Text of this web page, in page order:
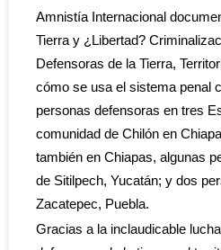
Amnistía Internacional
Tierra y ¿Libertad?
Defensoras de la Tierra,
cómo se usa el sistema penal
personas defensoras en tres
comunidad de Chilón en
también en Chiapas, algunas
de Sitilpech, Yucatán; y dos
Zacatepec, Puebla.
Gracias a la inclaudicable